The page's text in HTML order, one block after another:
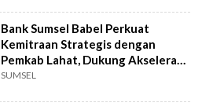
Bank Sumsel Babel Perkuat
Kemitraan Strategis dengan
Pemkab Lahat, Dukung Akselerasi
Ekonomi Daerah
SUMSEL